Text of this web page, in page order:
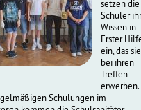
setzen die
Schüler ihr
Wissen in
Erster
ein, das sie
bei ihren
Treffen
erwerben.
Schulungen im